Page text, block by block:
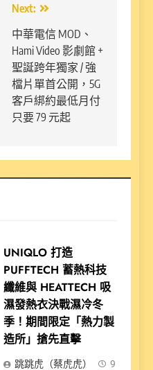
Next:
中華電信 MOD、
Hami Video 影劇館 +
聖誕跨年獨家 / 強
檔片單首公開，5G
客戶綁約最低月付
只要 79 元起
UNIQLO 打造
PUFFTECH 蓄熱科技
纖維與 HEATTECH 吸
濕發熱衣決戰濕冷冬
季！期間限定「熱力製
造所」搶先直擊
跳跳虎（蔡虎虎）
9